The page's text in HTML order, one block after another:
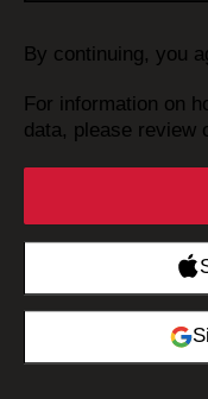
By continuing, you
For information on
data, please review